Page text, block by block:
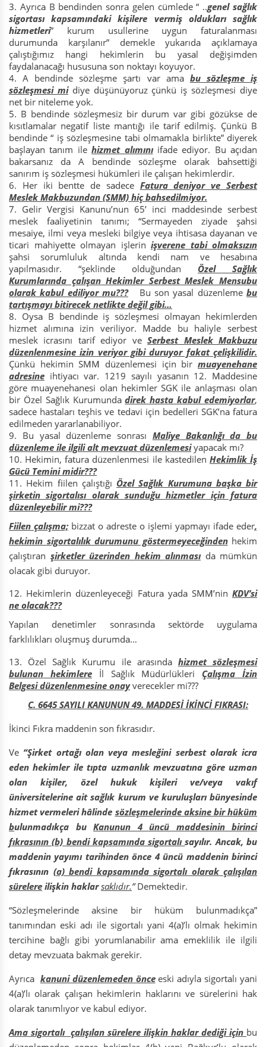
Ayrıca B bendinden sonra gelen cümlede “ ..genel sağlık
sigortası kapsamındaki kişilere vermiş oldukları sağlık
hizmetleri” kurum usullerine uygun faturalanması
durumunda karşılanır” demekle yukarıda açıklamaya
çalıştığımız hangi hekimlerin bu yasal değişimden
faydalanacağı hususuna son noktayı koyuyor.
A bendinde sözleşme şartı var ama bu sözleşme iş
sözleşmesi midiye düşünüyoruz çünkü iş sözleşmesi diye
net bir niteleme yok.
B bendinde sözleşmesiz bir durum var gibi gözükse de
kısıtlamalar negatif liste mantığı ile tarif edilmiş. Çünkü B
bendinde “ iş sözleşmesine tabi olmamakla birlikte” diyerek
başlayan tanım ilehizmet alımınıifade ediyor. Bu açıdan
bakarsanız da A bendinde sözleşme olarak bahsettiği
sanırım iş sözleşmesi hükümleri ile çalışan hekimlerdir.
Her iki bentte de sadece Fatura deniyor ve Serbest
Meslek Makbuzundan (SMM) hiç bahsedilmiyor.
Gelir Vergisi Kanunu’nun 65’ inci maddesinde serbest
meslek faaliyetinin tanımı; “Sermayeden ziyade şahsi
mesaiye, ilmi veya mesleki bilgiye veya ihtisasa dayanan ve
ticari mahiyette olmayan işlerin işverene tabi olmaksızın
şahsi sorumluluk altında kendi nam ve hesabına
yapılmasıdır. “şeklinde olduğundan Özel Sağlık
Kurumlarında çalışan Hekimler Serbest Meslek Mensubu
olarak kabul ediliyor mu???Bu son yasal düzenlemebu
tartışmayı bitirecek netlikte değil gibi…
Oysa B bendinde iş sözleşmesi olmayan hekimlerden
hizmet alımına izin veriliyor. Madde bu haliyle serbest
meslek icrasını tarif ediyor veSerbest Meslek Makbuzu
düzenlenmesine izin veriyor gibi duruyor fakat çelişkilidir.
Çünkü hekimin SMM düzenlemesi için bir muayenehane
adresine ihtiyacı var. 1219 sayılı yasanın 12. Maddesine
göre muayenehanesi olan hekimler SGK ile anlaşması olan
bir Özel Sağlık Kurumundadirek hasta kabul edemiyorlar,
sadece hastaları teşhis ve tedavi için bedelleri SGK’na fatura
edilmeden yararlanabiliyor.
Bu yasal düzenleme sonrası Maliye Bakanlığı da bu
düzenleme ile ilgili alt mevzuat düzenlemesiyapacak mı?
Hekimin, fatura düzenlenmesi ile kastedilen Hekimlik İş
Gücü Temini midir???
Hekim fiilen çalıştığı Özel Sağlık Kurumuna başka bir
şirketin sigortalısı olarak sunduğu hizmetler için fatura
düzenleyebilir mi???
Fiilen çalışma; bizzat o adreste o işlemi yapmayı ifade eder,
hekimin sigortalılık durumunu göstermeyeceğindenhekim
çalıştıran şirketler üzerinden hekim alınmasıda mümkün
olacak gibi duruyor.
Hekimlerin düzenleyeceği Fatura yada SMM’ninKDV’si
ne olacak???
Yapılan denetimler sonrasında sektörde uygulama
farklılıkları oluşmuş durumda…
Özel Sağlık Kurumu ile arasında hizmet sözleşmesi
bulunan hekimlereİl Sağlık MüdürlükleriÇalışma İzin
Belgesi düzenlenmesine onayverecekler mi???
C. 6645 SAYILI KANUNUN 49. MADDESİ İKİNCİ FIKRASI:
İkinci Fıkra maddenin son fıkrasıdır.
Ve “Şirket ortağı olan veya mesleğini serbest olarak icra
eden hekimler ile tıpta uzmanlık mevzuatına göre uzman
olan kişiler, özel hukuk kişileri ve/veya vakıf
üniversitelerine ait sağlık kurum ve kuruluşları bünyesinde
hizmet vermeleri hâlinde sözleşmelerinde aksine bir hüküm
bulunmadıkça bu Kanunun 4 üncü maddesinin birinci
fıkrasının (b) bendi kapsamında sigortalısayılır. Ancak, bu
maddenin yayımı tarihinden önce 4 üncü maddenin birinci
fıkrasının (a) bendi kapsamında sigortalı olarak çalışılan
sürelere ilişkin haklarsaklıdır.”Demektedir.
“Sözleşmelerinde aksine bir hüküm bulunmadıkça”
tanımından eski adı ile sigortalı yani 4(a)’lı olmak hekimin
tercihine bağlı gibi yorumlanabilir ama emeklilik ile ilgili
detay mevzuata bakmak gerekir.
Ayrıca kanuni düzenlemeden önceeski adıyla sigortalı yani
4(a)’lı olarak çalışan hekimlerin haklarını ve sürelerini hak
olarak tanımlıyor ve kabul ediyor.
Ama sigortalı çalışılan sürelere ilişkin haklar dediği için bu